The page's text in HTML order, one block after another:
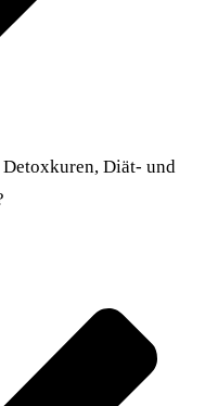
Diät- und